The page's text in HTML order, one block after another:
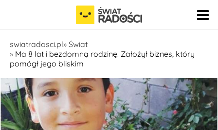
Pomiń nawigację
swiatradosci.pl Świat
Ma 8 lat i bezdomną rodzinę. Założył biznes, który
pomógł jego bliskim